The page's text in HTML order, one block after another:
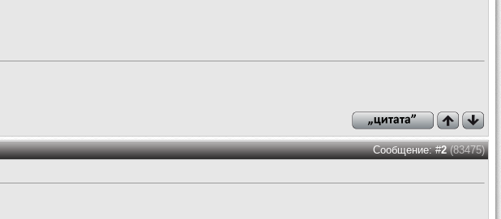
Сообщение: #2(83475)